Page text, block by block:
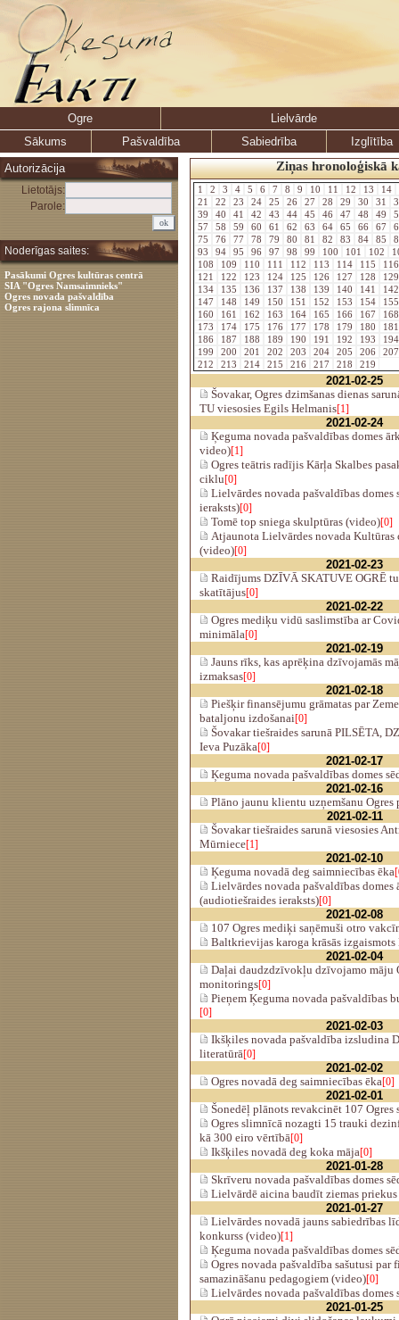
Ogre
Lielvārde
Sākums
Pašvaldība Sabiedrība
Izglītība
Autorizācija
Lietotājs:
Parole:
Noderīgas saites:
Pasākumi Ogres kultūras centrā
SIA "Ogres Namsaimnieks"
Ogres novada pašvaldība
Ogres rajona slimnīca
Ziņas hronoloģiskā
1 2 3 4 5 6 7 8 9 10 11 12 13 14
21
22 23 24 25 26 27 28 29 30 31
39
40 41 42 43 44 45 46 47 48 49
57
58 59 60 61 62 63 64 65 66 67
75
76 77 78 79 80 81 82 83 84 85
93
94 95 96 97 98 99 100 101 102
108
109 110 111 112 113 114 115
121
122 123 124 125 126 127 128
134
135 136 137 138 139 140 141
147
148 149 150 151 152 153 154
160
161 162 163 164 165 166 167
173
174 175 176 177 178 179 180
186
187 188 189 190 191 192 193
199
200 201 202 203 204 205 206
212
213 214 215 216 217 218 219
2021-02-25
Šovakar, Ogres dzimšanas dienas
TU viesosies Egils Helmanis[1]
2021-02-24
Ķeguma novada pašvaldības domes
video)[1]
Ogres teātris radījis Kārļa Skalbes
ciklu[0]
Lielvārdes novada pašvaldības domes
ieraksts)[0]
Tomē top sniega skulptūras (video)[0]
Atjaunota Lielvārdes novada Kultūras
(video)[0]
2021-02-23
Raidījums DZĪVĀ SKATUVE OGRĒ
skatītājus[0]
2021-02-22
Ogres mediķu vidū saslimstība ar
minimāla[0]
2021-02-19
Jauns rīks, kas aprēķina dzīvojamās
izmaksas[0]
2021-02-18
Piešķir finansējumu grāmatas par
bataljonu izdošanai[0]
Šovakar tiešraides sarunā PILSĒTA,
Ieva Puzāka[0]
2021-02-17
Ķeguma novada pašvaldības domes
2021-02-16
Plāno jaunu klientu uzņemšanu Ogres
2021-02-11
Šovakar tiešraides sarunā viesosies
Mūrniece[1]
2021-02-10
Ķeguma novadā deg saimniecības ēka
Lielvārdes novada pašvaldības domes
(audiotiešraides ieraksts)[0]
2021-02-08
107 Ogres mediķi saņēmuši otro
Baltkrievijas karoga krāsās
2021-02-04
Daļai daudzdzīvokļu dzīvojamo māju
monitorings[0]
Pieņem Ķeguma novada pašvaldības
[0]
2021-02-03
Ikšķiles novada pašvaldība izsludina
literatūrā[0]
2021-02-02
Ogres novadā deg saimniecības ēka[0]
2021-02-01
Šonedēļ plānots revakcinēt 107
Ogres slimnīcā nozagti 15 trauki
kā 300 eiro vērtībā[0]
Ikšķiles novadā deg koka māja[0]
2021-01-28
Skrīveru novada pašvaldības domes
Lielvārdē aicina baudīt ziemas
2021-01-27
Lielvārdes novadā jauns sabiedrības
konkurss (video)[1]
Ķeguma novada pašvaldības domes
Ogres novada pašvaldība sašutusi par
samazināšanu pedagogiem (video)[0]
Lielvārdes novada pašvaldības domes
2021-01-25